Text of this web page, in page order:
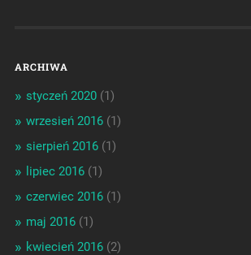
ARCHIWA
styczeń 2020(1)
wrzesień 2016(1)
sierpień 2016(1)
lipiec 2016(1)
czerwiec 2016(1)
maj 2016(1)
kwiecień 2016(2)